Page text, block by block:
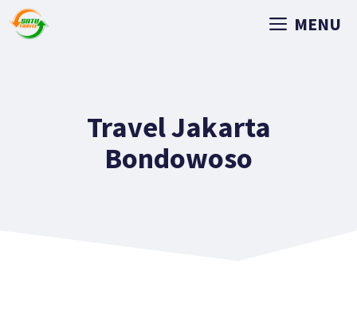
MENU
Travel Jakarta
Bondowoso